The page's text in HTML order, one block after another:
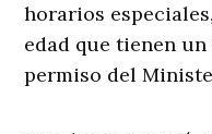
horarios
edad que tienen
permiso del